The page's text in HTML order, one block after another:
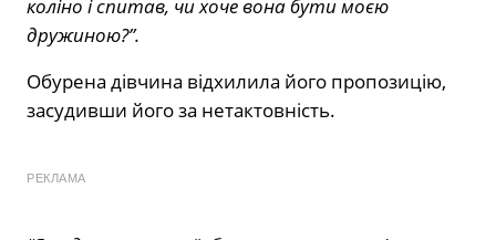
коліно і спитав, чи хоче вона бути моєю
дружиною?”.
Обурена дівчина відхилила його пропозицію,
засудивши його за нетактовність.
РЕКЛАМА